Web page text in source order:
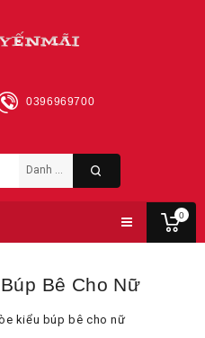
0
0396969700
Bê Cho Nữ
kiểu búp bê cho nữ